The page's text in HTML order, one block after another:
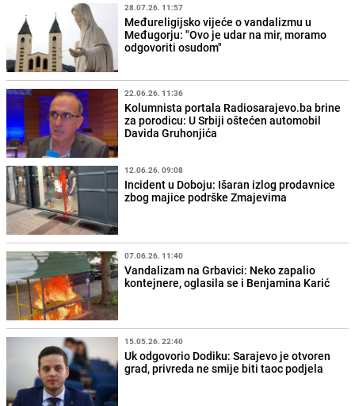
28.07.26. 11:57
Međureligijsko vijeće o vandalizmu u
Međugorju: "Ovo je udar na mir, moramo
odgovoriti osudom"
22.06.26. 11:36
Kolumnista portala Radiosarajevo.ba brine
za porodicu: U Srbiji oštećen automobil
Davida Gruhonjića
12.06.26. 09:08
Incident u Doboju: Išaran izlog prodavnice
zbog majice podrške Zmajevima
07.06.26. 11:40
Vandalizam na Grbavici: Neko zapalio
kontejnere, oglasila se i Benjamina Karić
15.05.26. 22:40
Uk odgovorio Dodiku: Sarajevo je otvoren
grad, privreda ne smije biti taoc podjela